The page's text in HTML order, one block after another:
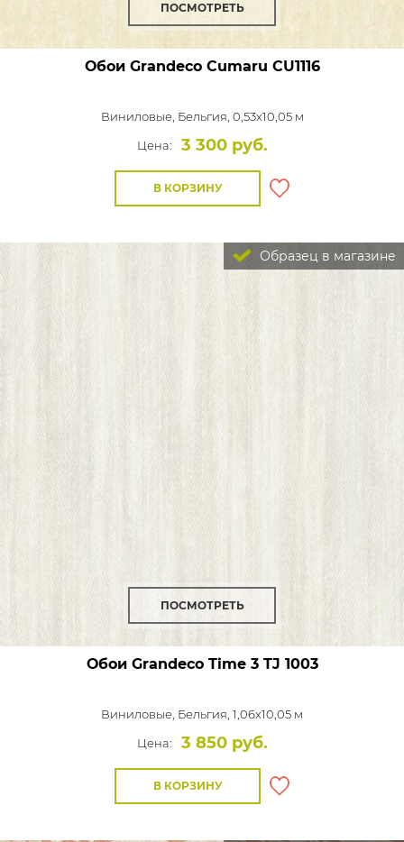
ПОСМОТРЕТЬ
Обои Grandeco Cumaru CU1116
Виниловые, Бельгия, 0,53x10,05 м
Цена:
3 300 руб.
В КОРЗИНУ
Образец в магазине
ПОСМОТРЕТЬ
Обои Grandeco Time 3TJ 1003
Виниловые, Бельгия, 1,06x10,05 м
Цена:
3 850 руб.
В КОРЗИНУ